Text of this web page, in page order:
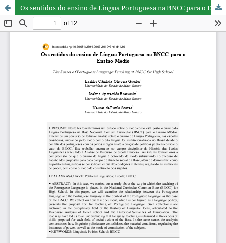
Os sentidos do ensino de Língua Portuguesa na BNCC para o Ensino Médio